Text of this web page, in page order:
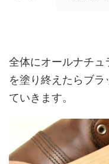
全体にオールナチュ
を塗り終えたらブ
ていきます。